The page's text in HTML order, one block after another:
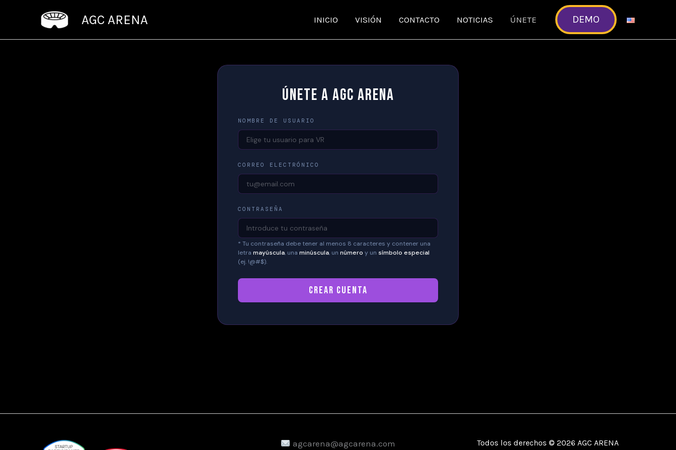
AGC ARENA INICIO VISIÓN CONTACTO NOTICIAS ÚNETE DEMO
ÚNETE A AGC ARENA
NOMBRE DE USUARIO
CORREO ELECTRÓNICO
CONTRASEÑA
* Tu contraseña debe tener al menos 8 caracteres y contener una
letra mayúscula, una minúscula, un número y un símbolo especial
(ej. !@#$).
CREAR CUENTA
agcarena@agcarena.com Todos los derechos © 2026 AGC ARENA